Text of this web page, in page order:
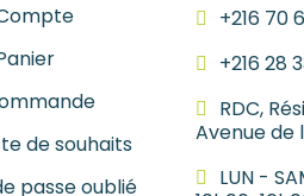
de souhaits
passe oublié
+216 70
+216 28
RDC,
Avenue de
LUN -